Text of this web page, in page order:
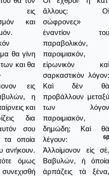
εις
και
θα γίνη
και θα
εις
η
και
δια
σου
τα οποία
ανήκουν.
όμως
ἄλλους: Οἱ
σώφρονες»
ἐναντίον του
παραβολικόν,
παροιμιακόν,
εἰρωνικὸν καὶ
σαρκαστικὸν λόγον;
Καὶ δὲν θὰ
προβάλλουν μεταξύ
των λόγον
παροιμιακόν,
δημώδη; Καὶ θὰ
λέγουν:
6β
Ἀλλοίμονον εἰς σέ,
Βαβυλών, ἡ ὁποία
ἁρπάζεις τὰ ξένα,